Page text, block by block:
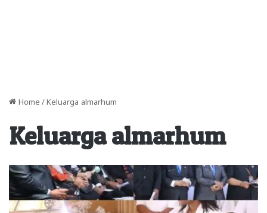
Home / Keluarga almarhum
Keluarga almarhum